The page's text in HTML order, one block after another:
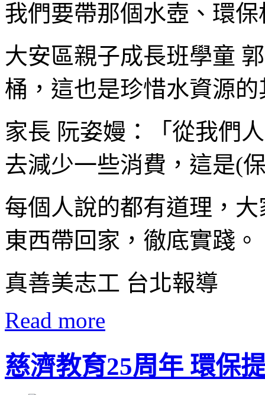
我們要帶那個水壺、環
大安區親子成長班學童
桶，這也是珍惜水資源
家長 阮姿嫚：「從我們
去減少一些消費，這是(
每個人說的都有道理，
東西帶回家，徹底實踐。
真善美志工 台北報導
Read more
慈濟教育25周年 環保